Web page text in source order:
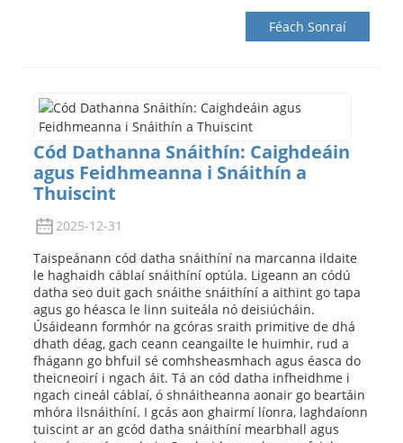
Féach Sonraí
Cód Dathanna Snáithín: Caighdeáin
agus Feidhmeanna i Snáithín a
Thuiscint
2025-12-31
Taispeánann cód datha snáithíní na marcanna ildaite
le haghaidh cáblaí snáithíní optúla. Ligeann an códú
datha seo duit gach snáithe snáithíní a aithint go tapa
agus go héasca le linn suiteála nó deisiúcháin.
Úsáideann formhór na gcóras sraith primitive de dhá
dhath déag, gach ceann ceangailte le huimhir, rud a
fhágann go bhfuil sé comhsheasmhach agus éasca do
theicneoirí i ngach áit. Tá an cód datha infheidhme i
ngach cineál cáblaí, ó shnáitheanna aonair go beartáin
mhóra ilsnáithíní. I gcás aon ghairmí líonra, laghdaíonn
tuiscint ar an gcód datha snáithíní mearbhall agus